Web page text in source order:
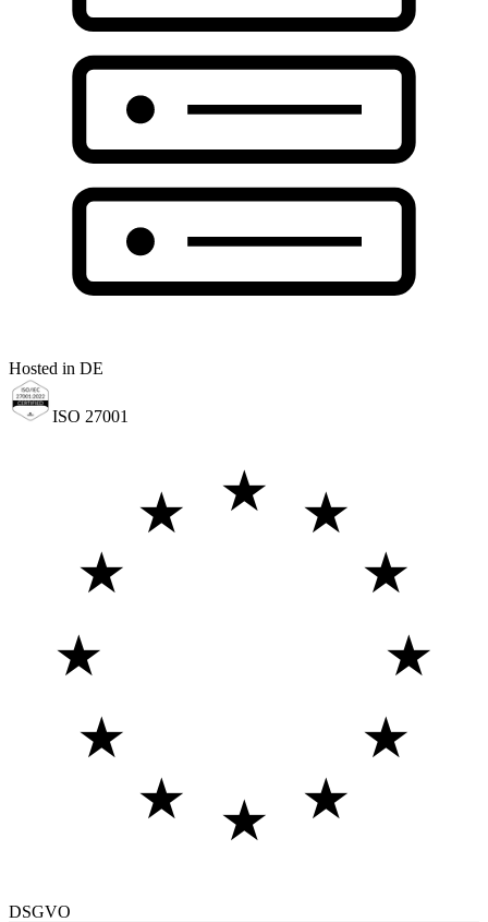
Hosted in DE
ISO 27001
★ ★
★
★
★
★
★
★
★
★
★
★
DSGVO